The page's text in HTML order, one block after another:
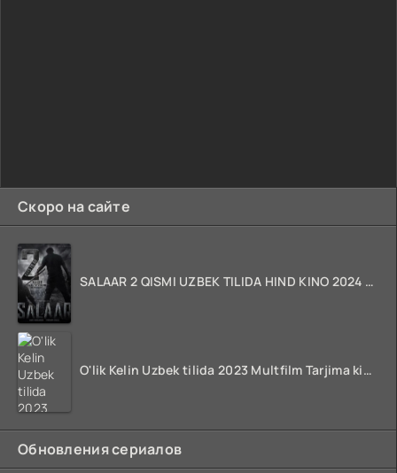
Скоро на сайте
SALAAR 2 QISMI UZBEK TILIDA HIND KINO 2024 TARJIMA 720p HD Skachat
O'lik Kelin Uzbek tilida 2023 Multfilm Tarjima kino skachat
Обновления сериалов